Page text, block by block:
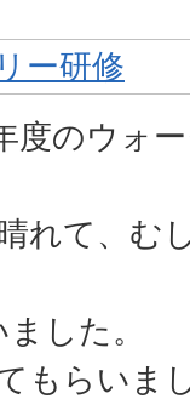
度のウォ
れて、む
した。
もらいま